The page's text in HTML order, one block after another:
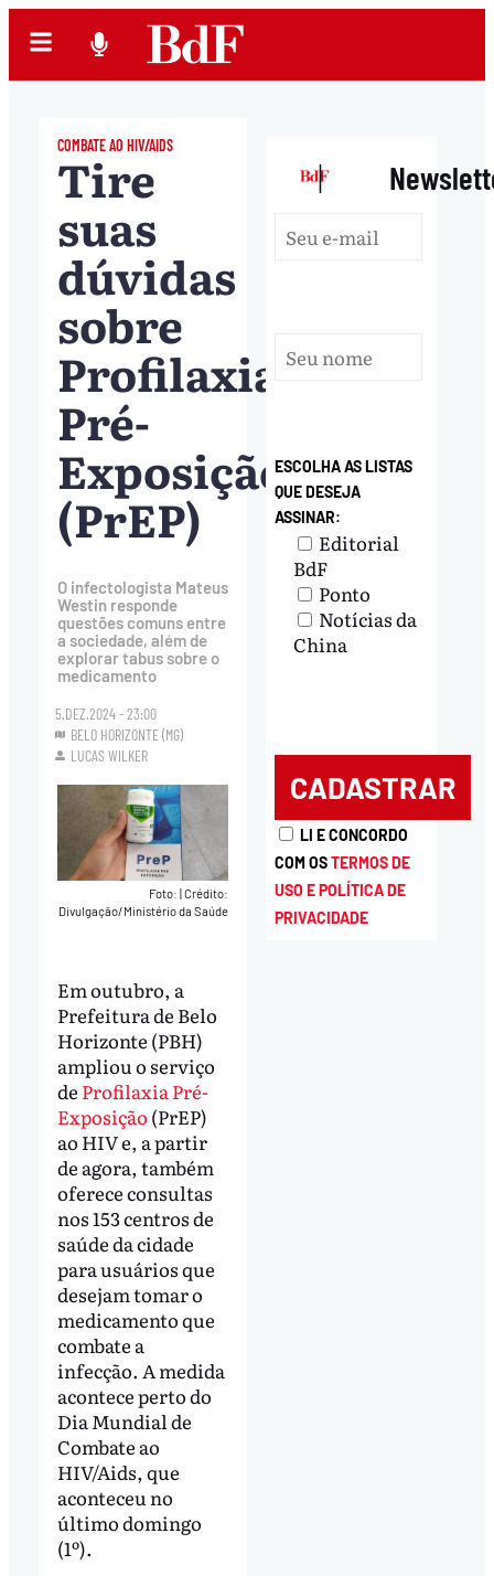
COMBATE AO HIV/AIDS
Tire
suas
dúvidas
sobre
Profilaxia
Pré-
Exposição
(PrEP)
O infectologista Mateus
Westin responde
questões comuns entre
a sociedade, além de
explorar tabus sobre o
medicamento
5.DEZ.2024 - 23:00
BELO HORIZONTE (MG)
LUCAS WILKER
Foto: Crédito:
Divulgação/Ministério da Saúde
Em outubro, a
Prefeitura de Belo
Horizonte (PBH)
ampliou o serviço
de Profilaxia Pré-
Exposição (PrEP)
ao HIV e, a partir
de agora, também
oferece consultas
nos 153 centros de
saúde da cidade
para usuários que
desejam tomar o
medicamento que
combate a
infecção. A medida
acontece perto do
Dia Mundial de
Combate ao
HIV/Aids, que
aconteceu no
último domingo
(1º).
|
ESCOLHA AS LISTAS
QUE DESEJA
ASSINAR:
Editorial
BdF
Ponto
Notícias da
China
LI E CONCORDO
COM OSTERMOS DE
USO E POLÍTICA DE
PRIVACIDADE